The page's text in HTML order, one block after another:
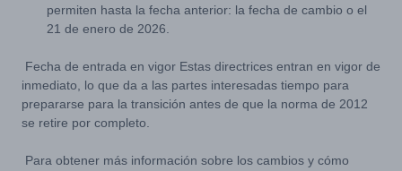
permiten hasta la fecha anterior: la fecha de cambio o el
21 de enero de 2026.
Fecha de entrada en vigor Estas directrices entran en vigor de
inmediato, lo que da a las partes interesadas tiempo para
prepararse para la transición antes de que la norma de 2012
se retire por completo.
Para obtener más información sobre los cambios y cómo